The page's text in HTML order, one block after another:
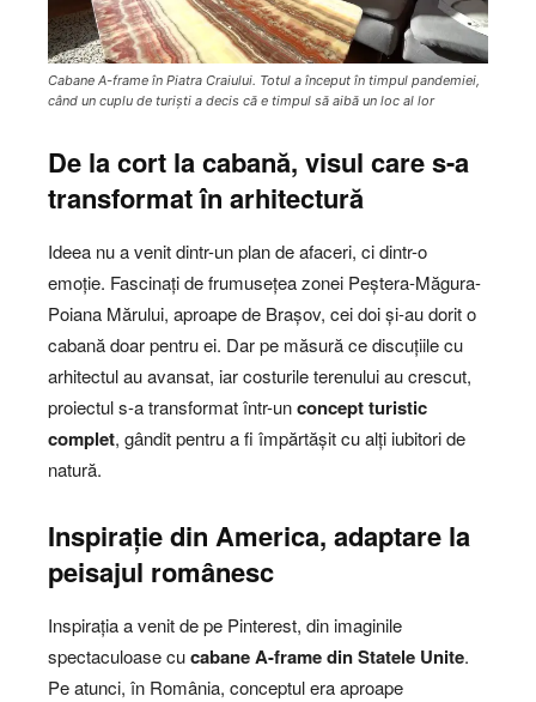
Cabane A-frame în Piatra Craiului. Totul a început în timpul pandemiei,
când un cuplu de turiști a decis că e timpul să aibă un loc al lor
De la cort la cabană, visul care s-a
transformat în arhitectură
Ideea nu a venit dintr-un plan de afaceri, ci dintr-o
emoție. Fascinați de frumusețea zonei Peștera-Măgura-
Poiana Mărului, aproape de Brașov, cei doi și-au dorit o
cabană doar pentru ei. Dar pe măsură ce discuțiile cu
arhitectul au avansat, iar costurile terenului au crescut,
proiectul s-a transformat într-unconcept turistic
complet, gândit pentru a fi împărtășit cu alți iubitori de
natură.
Inspirație din America, adaptare la
peisajul românesc
Inspirația a venit de pe Pinterest, din imaginile
spectaculoase cucabane A-frame din Statele Unite.
Pe atunci, în România, conceptul era aproape